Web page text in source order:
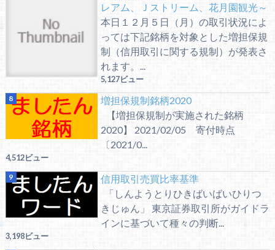
レアム、Ｊストリーム、花月園観光～
本日１２月５日（月）の取引状況によ
っては下記銘柄を対象とした増担保規
制（信用取引に関する規制）が発表さ
れます。...
5,127ビュー
増担保規制銘柄2020
【増担保規制が実施された銘柄
2020】 2021/02/05 寄付時点
〔2021/0...
4,512ビュー
信用取引売買比率基準
「しんようとりひきばいばいひりつ
きじゅん」 東京証券取引所がガイドラ
インに基づいて種々の判断...
3,198ビュー